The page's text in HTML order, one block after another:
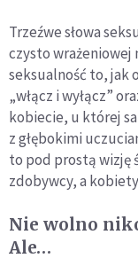
Trzeźwe słowa
czysto wrażeniowej
seksualność to, jak
„włącz i wyłącz”
kobiecie, u której
z głębokimi
to pod prostą wizję
zdobywcy, a
Nie wolno
Ale…